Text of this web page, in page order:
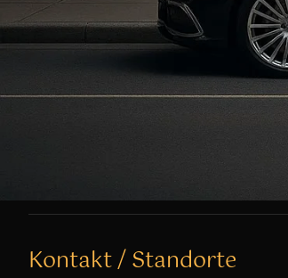
Kontakt / Standorte